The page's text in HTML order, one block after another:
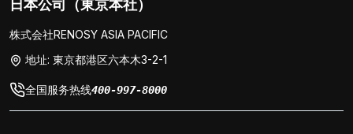
日本公司（東京本社）
株式会社RENOSY ASIA PACIFIC
地址: 東京都港区六本木3-2-1
全国服务热线400-997-8000